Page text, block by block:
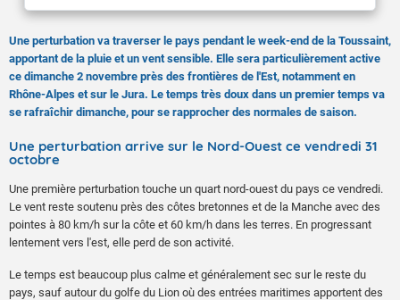
Une perturbation va traverser le pays pendant le week-end de la Toussaint,
apportant de la pluie et un vent sensible. Elle sera particulièrement active
ce dimanche 2 novembre près des frontières de l'Est, notamment en
Rhône-Alpes et sur le Jura. Le temps très doux dans un premier temps va
se rafraîchir dimanche, pour se rapprocher des normales de saison.
Une perturbation arrive sur le Nord-Ouest ce vendredi 31
octobre
Une première perturbation touche un quart nord-ouest du pays ce vendredi.
Le vent reste soutenu près des côtes bretonnes et de la Manche avec des
pointes à 80 km/h sur la côte et 60 km/h dans les terres. En progressant
lentement vers l'est, elle perd de son activité.
Le temps est beaucoup plus calme et généralement sec sur le reste du
pays, sauf autour du golfe du Lion où des entrées maritimes apportent des